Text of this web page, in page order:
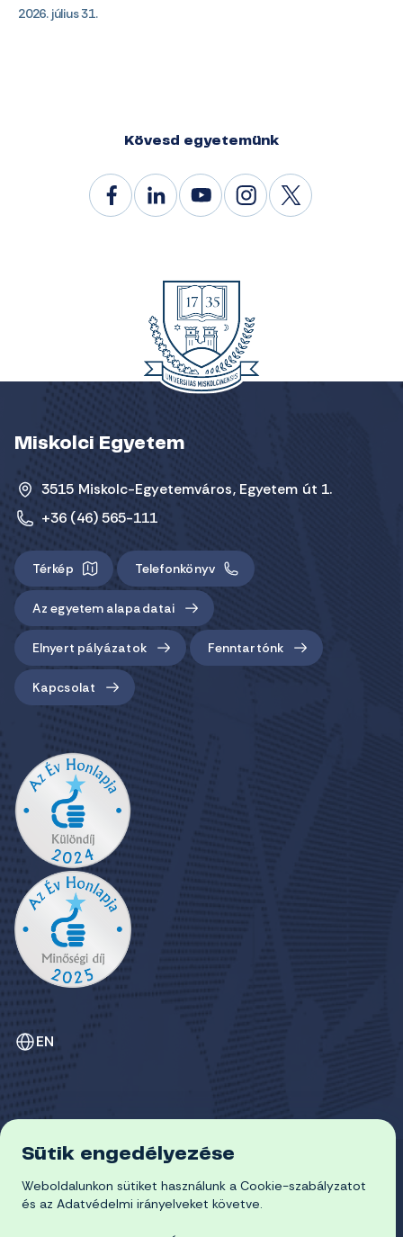
2026. július 31.
Kövesd egyetemünk
Miskolci Egyetem
3515 Miskolc-Egyetemváros, Egyetem út 1.
+36 (46) 565-111
Térkép Telefonkönyv
Az egyetem alapadatai
Elnyert pályázatok Fenntartónk
Kapcsolat
EN
© 2026 Miskolci Egyetem
ADATVÉDELEM
COOKIE-SZABÁLYZAT
Sütik engedélyezése
Weboldalunkon sütiket használunk a Cookie-szabályzatot
és az Adatvédelmi irányelveket követve.